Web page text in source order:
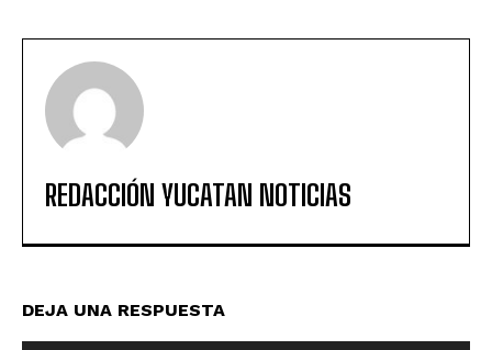
REDACCIÓN YUCATAN NOTICIAS
DEJA UNA RESPUESTA